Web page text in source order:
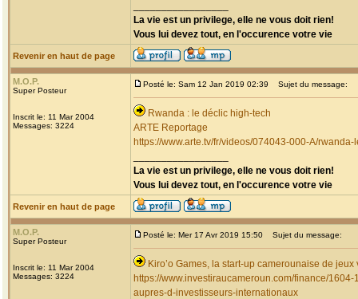
La vie est un privilege, elle ne vous doit rien!
Vous lui devez tout, en l'occurence votre vie
Revenir en haut de page
M.O.P.
Super Posteur
Inscrit le: 11 Mar 2004
Messages: 3224
Posté le: Sam 12 Jan 2019 02:39 Sujet du message:
Rwanda : le déclic high-tech
ARTE Reportage
https://www.arte.tv/fr/videos/074043-000-A/
La vie est un privilege, elle ne vous doit rien!
Vous lui devez tout, en l'occurence votre vie
Revenir en haut de page
M.O.P.
Super Posteur
Inscrit le: 11 Mar 2004
Messages: 3224
Posté le: Mer 17 Avr 2019 15:50 Sujet du message:
Kiro’o Games, la start-up camerounaise de
https://www.investiraucameroun.com/finance/
aupres-d-investisseurs-internationaux